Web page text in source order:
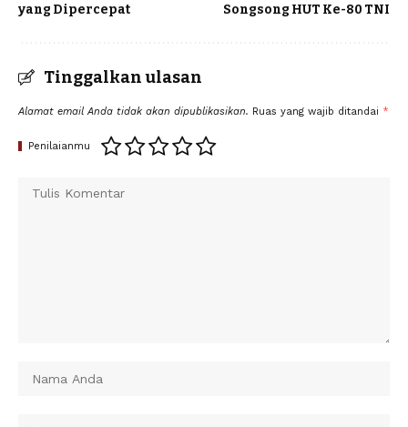
yang Dipercepat
Songsong HUT Ke-80 TNI
Tinggalkan ulasan
Alamat email Anda tidak akan dipublikasikan. Ruas yang wajib ditandai *
Penilaianmu